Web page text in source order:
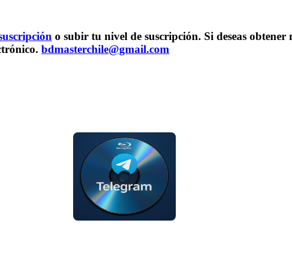
o subir tu nivel de suscripción. Si deseas
bdmasterchile@gmail.com